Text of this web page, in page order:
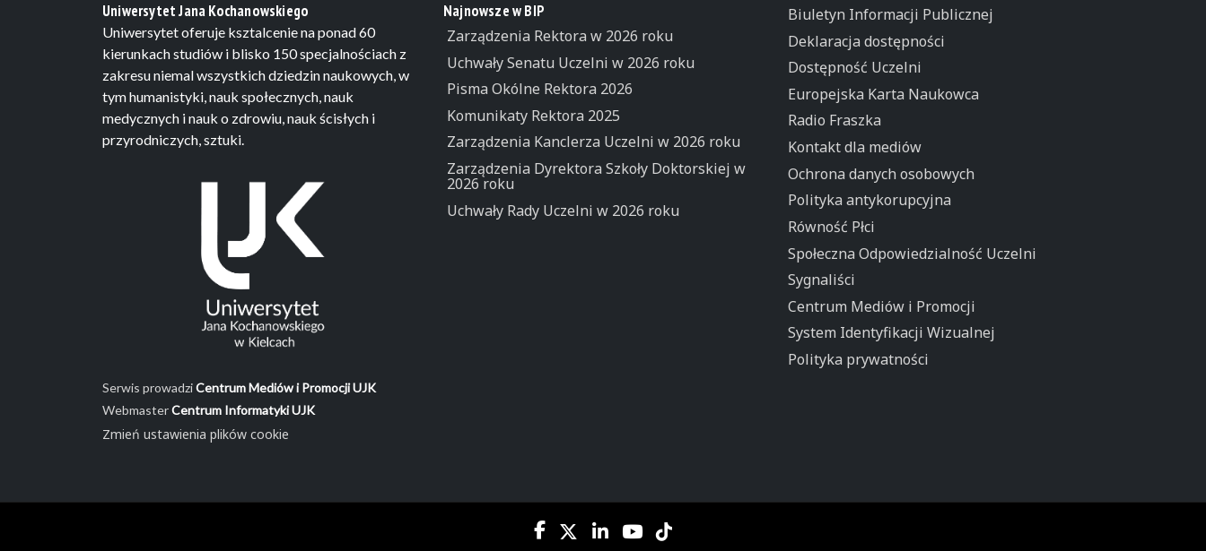
Uniwersytet Jana Kochanowskiego
Uniwersytet oferuje ksztalcenie na ponad 60
kierunkach studiów i blisko 150 specjalnościach z
zakresu niemal wszystkich dziedzin naukowych, w
tym humanistyki, nauk społecznych, nauk
medycznych i nauk o zdrowiu, nauk ścisłych i
przyrodniczych, sztuki.
Serwis prowadziCentrum Mediów i Promocji UJK
WebmasterCentrum Informatyki UJK
Zmień ustawienia plików cookie
Najnowsze w BIP
Zarządzenia Rektora w 2026 roku
Uchwały Senatu Uczelni w 2026 roku
Pisma Okólne Rektora 2026
Komunikaty Rektora 2025
Zarządzenia Kanclerza Uczelni w 2026 roku
Zarządzenia Dyrektora Szkoły Doktorskiej w
2026 roku
Uchwały Rady Uczelni w 2026 roku
Biuletyn Informacji Publicznej
Deklaracja dostępności
Dostępność Uczelni
Europejska Karta Naukowca
Radio Fraszka
Kontakt dla mediów
Ochrona danych osobowych
Polityka antykorupcyjna
Równość Płci
Społeczna Odpowiedzialność Uczelni
Sygnaliści
Centrum Mediów i Promocji
System Identyfikacji Wizualnej
Polityka prywatności